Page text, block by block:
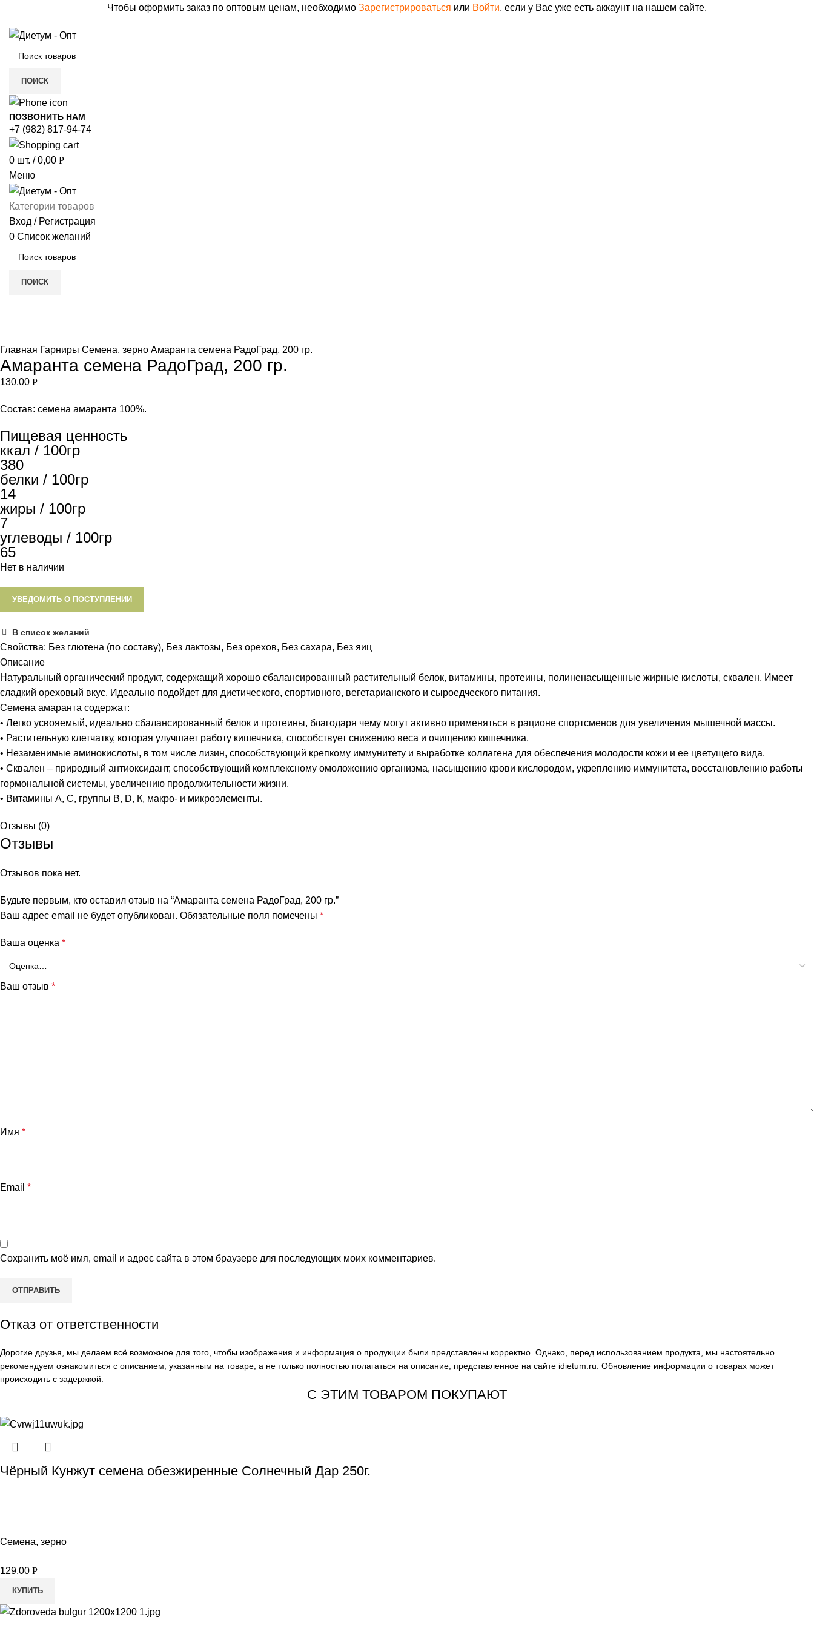
Чтобы оформить заказ по оптовым ценам, необходимо Зарегистрироваться или Войти, если у Вас уже есть аккаунт на нашем сайте.
ПОИСК
ПОЗВОНИТЬ НАМ
+7 (982) 817-94-74
0 шт. / 0,00 Р
Меню
Категории товаров
Вход / Регистрация
0 Список желаний
ПОИСК
Главная Гарниры Семена, зерно Амаранта семена РадоГрад, 200 гр.
Амаранта семена РадоГрад, 200 гр.
130,00 Р
Состав: семена амаранта 100%.
Пищевая ценность
ккал / 100гр
380
белки / 100гр
14
жиры / 100гр
7
углеводы / 100гр
65
Нет в наличии
УВЕДОМИТЬ О ПОСТУПЛЕНИИ
В список желаний
Свойства: Без глютена (по составу), Без лактозы, Без орехов, Без сахара, Без яиц
Описание
Натуральный органический продукт, содержащий хорошо сбалансированный растительный белок, витамины, протеины, полиненасыщенные жирные кислоты, сквален. Имеет
сладкий ореховый вкус. Идеально подойдет для диетического, спортивного, вегетарианского и сыроедческого питания.
Семена амаранта содержат:
• Легко усвояемый, идеально сбалансированный белок и протеины, благодаря чему могут активно применяться в рационе спортсменов для увеличения мышечной массы.
• Растительную клетчатку, которая улучшает работу кишечника, способствует снижению веса и очищению кишечника.
• Незаменимые аминокислоты, в том числе лизин, способствующий крепкому иммунитету и выработке коллагена для обеспечения молодости кожи и ее цветущего вида.
• Сквален – природный антиоксидант, способствующий комплексному омоложению организма, насыщению крови кислородом, укреплению иммунитета, восстановлению работы
гормональной системы, увеличению продолжительности жизни.
• Витамины А, С, группы В, D, К, макро- и микроэлементы.
Отзывы (0)
Отзывы
Отзывов пока нет.
Будьте первым, кто оставил отзыв на “Амаранта семена РадоГрад, 200 гр.”
Ваш адрес email не будет опубликован. Обязательные поля помечены *
Ваша оценка *
Ваш отзыв *
Имя *
Email *
Сохранить моё имя, email и адрес сайта в этом браузере для последующих моих комментариев.
Отказ от ответственности
Дорогие друзья, мы делаем всё возможное для того, чтобы изображения и информация о продукции были представлены корректно. Однако, перед использованием продукта, мы настоятельно
рекомендуем ознакомиться с описанием, указанным на товаре, а не только полностью полагаться на описание, представленное на сайте idietum.ru . Обновление информации о товарах может
происходить с задержкой.
С ЭТИМ ТОВАРОМ ПОКУПАЮТ
Чёрный Кунжут семена обезжиренные Солнечный Дар 250г.
Семена, зерно
129,00 Р
КУПИТЬ